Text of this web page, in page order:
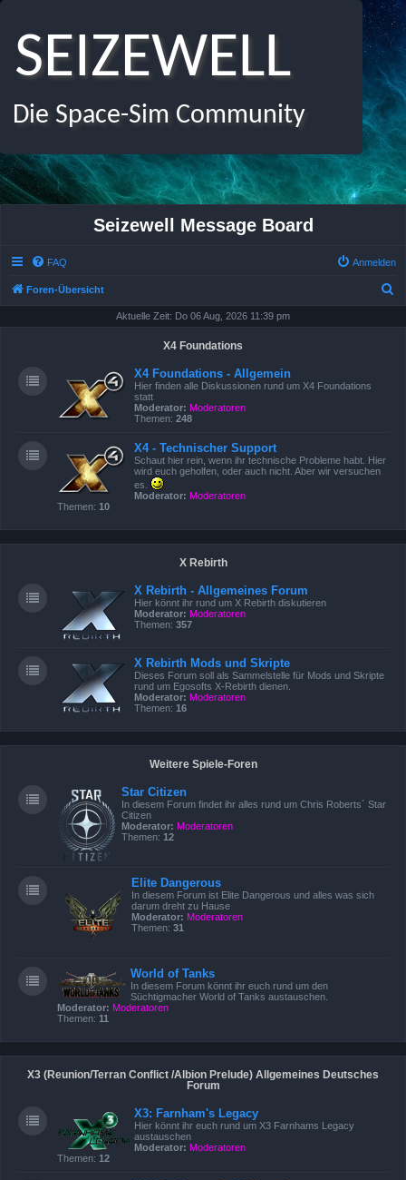
SEIZEWELL
Die Space-Sim Community
Seizewell Message Board
FAQ Anmelden
Foren-Übersicht
Aktuelle Zeit: Do 06 Aug, 2026 11:39 pm
X4 Foundations
X4 Foundations - Allgemein
Hier finden alle Diskussionen rund um X4 Foundations
statt
Moderator: Moderatoren
Themen: 248
X4 - Technischer Support
Schaut hier rein, wenn ihr technische Probleme habt. Hier
wird euch geholfen, oder auch nicht. Aber wir versuchen
es.
Moderator: Moderatoren
Themen: 10
X Rebirth
X Rebirth - Allgemeines Forum
Hier könnt ihr rund um X Rebirth diskutieren
Moderator: Moderatoren
Themen: 357
X Rebirth Mods und Skripte
Dieses Forum soll als Sammelstelle für Mods und Skripte
rund um Egosofts X-Rebirth dienen.
Moderator: Moderatoren
Themen: 16
Weitere Spiele-Foren
Star Citizen
In diesem Forum findet ihr alles rund um Chris Roberts´ Star
Citizen
Moderator: Moderatoren
Themen: 12
Elite Dangerous
In diesem Forum ist Elite Dangerous und alles was sich
darum dreht zu Hause
Moderator: Moderatoren
Themen: 31
World of Tanks
In diesem Forum könnt ihr euch rund um den
Süchtigmacher World of Tanks austauschen.
Moderator: Moderatoren
Themen: 11
X3 (Reunion/Terran Conflict /Albion Prelude) Allgemeines Deutsches
Forum
X3: Farnham's Legacy
Hier könnt ihr euch rund um X3 Farnhams Legacy
austauschen
Moderator: Moderatoren
Themen: 12